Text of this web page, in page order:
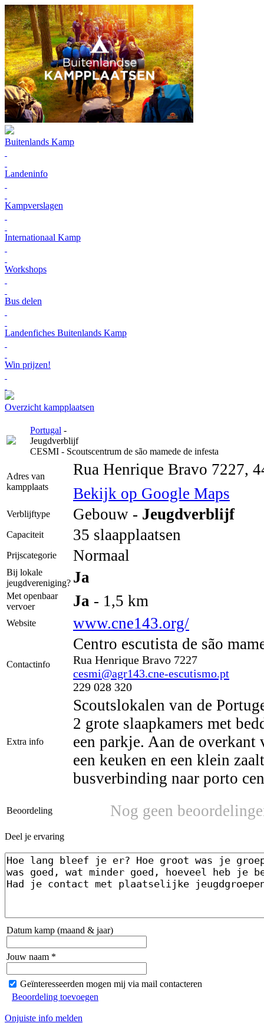
Buitenlands Kamp
Landeninfo
Kampverslagen
Internationaal Kamp
Workshops
Bus delen
Landenfiches Buitenlands Kamp
Win prijzen!
Overzicht kampplaatsen
Portugal -
Jeugdverblijf
CESMI - Scoutscentrum de são mamede de infesta
Adres van
kampplaats
Rua Henrique Bravo 7227,
Bekijk op Google Maps
Verblijftype Gebouw - Jeugdverblijf
Capaciteit 35 slaapplaatsen
Prijscategorie Normaal
Bij lokale
jeugdvereniging? Ja
Met openbaar
vervoer
Ja - 1,5 km
Website www.cne143.org/
Contactinfo
Centro escutista de são
Rua Henrique Bravo 7227
cesmi@agr143.cne-escutismo.pt
229 028 320
Extra info
Scoutslokalen van de
2 grote slaapkamers met
een parkje. Aan de overkant
een keuken en een klein
busverbinding naar porto
Beoordeling Nog geen
Deel je ervaring
Datum kamp (maand & jaar)
Jouw naam *
Geïnteresseerden mogen mij via mail contacteren
Beoordeling toevoegen
Onjuiste info melden